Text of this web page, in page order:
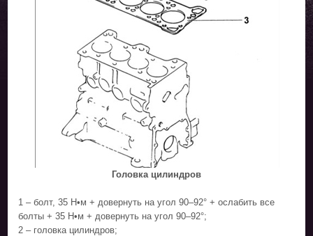
Головка цилиндров
1 – болт, 35 Н•м + довернуть на угол 90–92° + ослабить все
болты + 35 Н•м + довернуть на угол 90–92°;
2 – головка цилиндров;